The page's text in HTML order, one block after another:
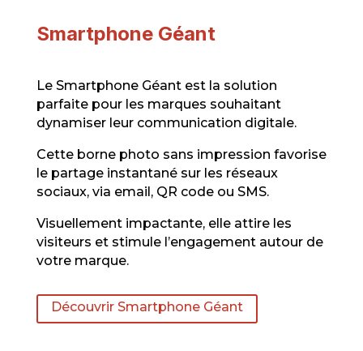
Smartphone Géant
Le Smartphone Géant est la solution
parfaite pour les marques souhaitant
dynamiser leur communication digitale.
Cette borne photo sans impression favorise
le partage instantané sur les réseaux
sociaux, via email, QR code ou SMS.
Visuellement impactante, elle attire les
visiteurs et stimule l’engagement autour de
votre marque.
Découvrir Smartphone Géant